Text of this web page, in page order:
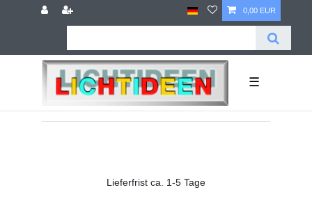
0,00 EUR
☰
Lieferfrist ca. 1-5 Tage